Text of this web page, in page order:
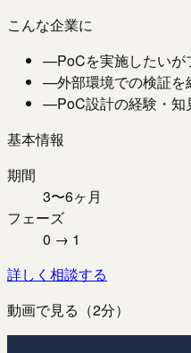
こんな企業に
—PoCを実施したい
—外部環境での検証
—PoC設計の経験・
基本情報
期間
3〜6ヶ月
フェーズ
0 → 1
詳しく相談する
動画で見る（2分）